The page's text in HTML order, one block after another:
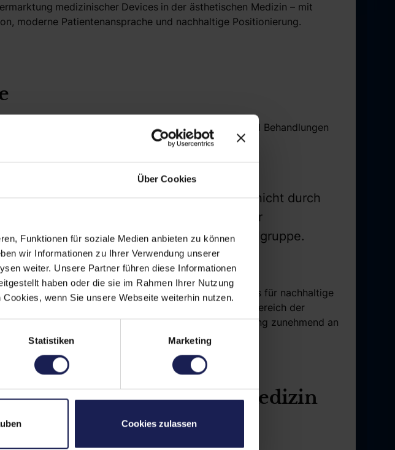
Über Cookies
Funktionen für soziale Medien anbieten zu können
wir Informationen zu Ihrer Verwendung unserer
weiter. Unsere Partner führen diese Informationen
haben oder die sie im Rahmen Ihrer Nutzung
wenn Sie unsere Webseite weiterhin nutzen.
Statistiken Marketing
Cookies zulassen
medizinischer Devices in der ästhetischen Medizin – mit
moderne Patientenansprache und nachhaltige Positionierung.
Kliniken ihre Geräte und Behandlungen
ästhetischer Laserbehandlungen entsteht nicht durch
in klarer Positionierung, professioneller
Verständnis für die Bedürfnisse der Zielgruppe.
Premiumsegment bis hin zu konkreten Best Practices für nachhaltige
tatsächlich den Unterschied machen. Gerade im Bereich der
verantwortungsbewusstes Medical Marketing zunehmend an
in der ästhetischen Medizin